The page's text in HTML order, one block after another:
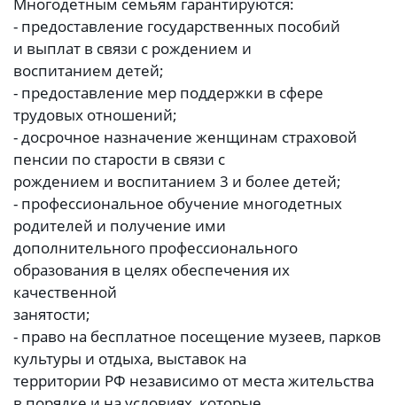
Многодетным семьям гарантируются:
- предоставление государственных пособий
и выплат в связи с рождением и
воспитанием детей;
- предоставление мер поддержки в сфере
трудовых отношений;
- досрочное назначение женщинам страховой
пенсии по старости в связи с
рождением и воспитанием 3 и более детей;
- профессиональное обучение многодетных
родителей и получение ими
дополнительного профессионального
образования в целях обеспечения их
качественной
занятости;
- право на бесплатное посещение музеев, парков
культуры и отдыха, выставок на
территории РФ независимо от места жительства